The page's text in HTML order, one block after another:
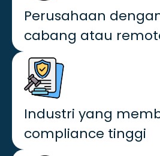
Perusahaan
cabang atau
Industri yang
compliance tinggi